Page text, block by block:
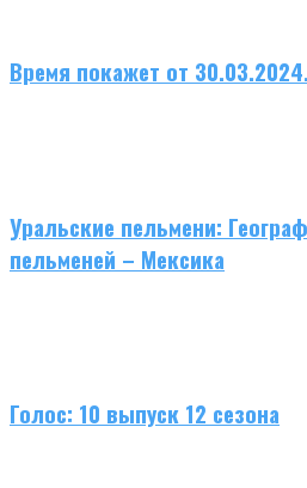
Время покажет от
Уральские пельмени:
пельменей – Мексика
Голос: 10 выпуск 12 сезона